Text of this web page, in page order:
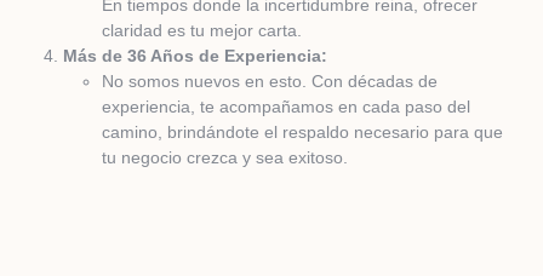
En tiempos donde la incertidumbre reina, ofrecer
claridad es tu mejor carta.
Más de 36 Años de Experiencia:
No somos nuevos en esto. Con décadas de
experiencia, te acompañamos en cada paso del
camino, brindándote el respaldo necesario para que
tu negocio crezca y sea exitoso.